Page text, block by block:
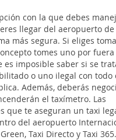
con la que debes
llegar del aeropuerto de
más segura. Si eliges
tomes uno por fuera
es imposible saber si se
o uno ilegal con todo
Además, deberás
el taxímetro. Las
que te aseguran un taxi
del aeropuerto
Taxi Directo y Taxi 365.